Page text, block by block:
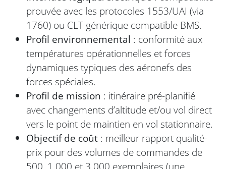
prouvée avec les protocoles 1553/UAI (via
1760) ou CLT générique compatible BMS.
Profil environnemental : conformité aux
températures opérationnelles et forces
dynamiques typiques des aéronefs des
forces spéciales.
Profil de mission : itinéraire pré-planifié
avec changements d’altitude et/ou vol direct
vers le point de maintien en vol stationnaire.
Objectif de coût : meilleur rapport qualité-
prix pour des volumes de commandes de